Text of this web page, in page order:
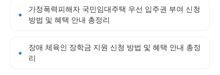
가정폭력피해자 국민임대주택 우선 입주권 부여 신청
방법 및 혜택 안내 총정리
장애 체육인 장학금 지원 신청 방법 및 혜택 안내 총정
리